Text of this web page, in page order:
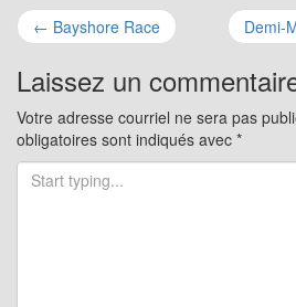
Navigation
pour
les
articles
← Bayshore Race Demi-
Laissez un
Votre adresse courriel ne sera pas
obligatoires sont indiqués avec *